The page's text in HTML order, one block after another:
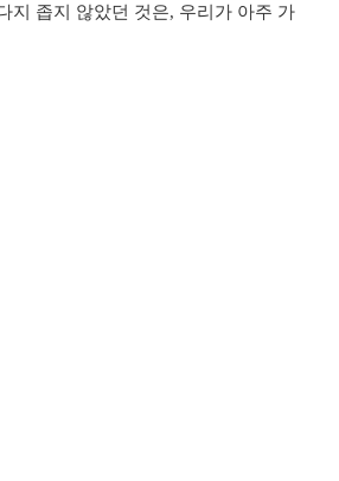
지 좁지 않았던 것은, 우리가 아주 가